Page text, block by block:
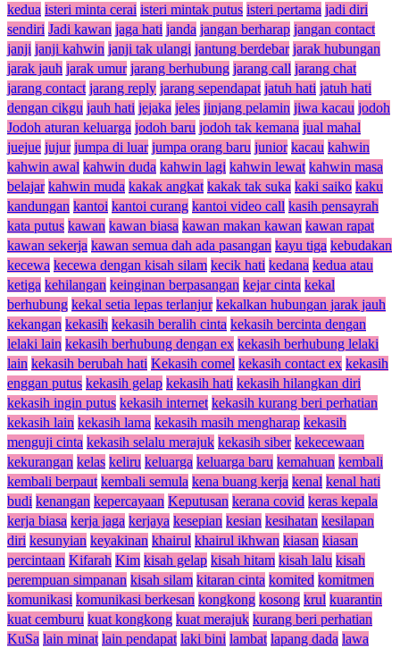
kedua isteri minta cerai isteri mintak putus isteri pertama jadi diri
sendiri Jadi kawan jaga hati janda jangan berharap jangan contact
janji janji kahwin janji tak ulangi jantung berdebar jarak hubungan
jarak jauh jarak umur jarang berhubung jarang call jarang chat
jarang contact jarang reply jarang sependapat jatuh hati jatuh hati
dengan cikgu jauh hati jejaka jeles jinjang pelamin jiwa kacau jodoh
Jodoh aturan keluarga jodoh baru jodoh tak kemana jual mahal
juejue jujur jumpa di luar jumpa orang baru junior kacau kahwin
kahwin awal kahwin duda kahwin lagi kahwin lewat kahwin masa
belajar kahwin muda kakak angkat kakak tak suka kaki saiko kaku
kandungan kantoi kantoi curang kantoi video call kasih pensayrah
kata putus kawan kawan biasa kawan makan kawan kawan rapat
kawan sekerja kawan semua dah ada pasangan kayu tiga kebudakan
kecewa kecewa dengan kisah silam kecik hati kedana kedua atau
ketiga kehilangan keinginan berpasangan kejar cinta kekal
berhubung kekal setia lepas terlanjur kekalkan hubungan jarak jauh
kekangan kekasih kekasih beralih cinta kekasih bercinta dengan
lelaki lain kekasih berhubung dengan ex kekasih berhubung lelaki
lain kekasih berubah hati Kekasih comel kekasih contact ex kekasih
enggan putus kekasih gelap kekasih hati kekasih hilangkan diri
kekasih ingin putus kekasih internet kekasih kurang beri perhatian
kekasih lain kekasih lama kekasih masih mengharap kekasih
menguji cinta kekasih selalu merajuk kekasih siber kekecewaan
kekurangan kelas keliru keluarga keluarga baru kemahuan kembali
kembali berpaut kembali semula kena buang kerja kenal kenal hati
budi kenangan kepercayaan Keputusan kerana covid keras kepala
kerja biasa kerja jaga kerjaya kesepian kesian kesihatan kesilapan
diri kesunyian keyakinan khairul khairul ikhwan kiasan kiasan
percintaan Kifarah Kim kisah gelap kisah hitam kisah lalu kisah
perempuan simpanan kisah silam kitaran cinta komited komitmen
komunikasi komunikasi berkesan kongkong kosong krul kuarantin
kuat cemburu kuat kongkong kuat merajuk kurang beri perhatian
KuSa lain minat lain pendapat laki bini lambat lapang dada lawa